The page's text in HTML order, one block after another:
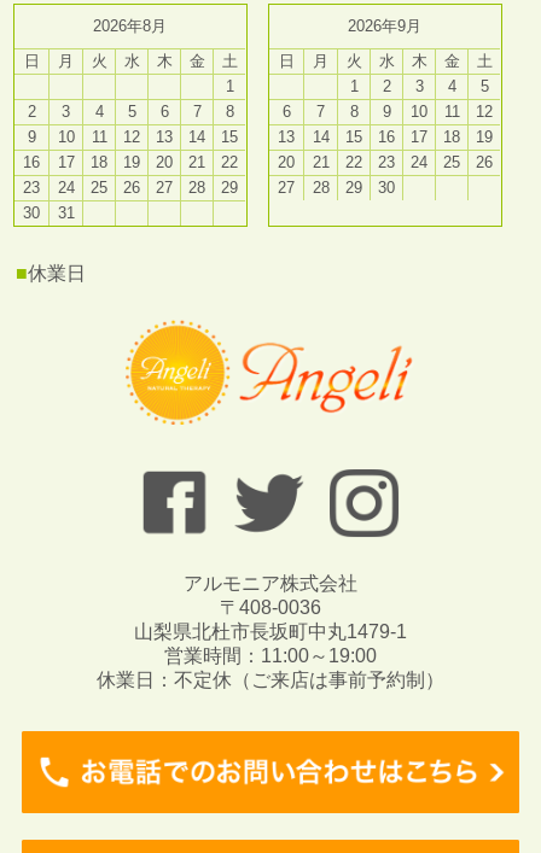
2026年8月
日
月 火 水 木 金
土
1
2
3 4 5 6 7
8
9
10 11 12 13 14
15
16
17 18 19 20 21
22
23
24 25 26 27 28
29
30
31
2026年9月
日
月 火 水 木 金
土
1
2 3 4
5
6
7 8 9 10 11
12
13
14 15 16 17 18
19
20
21 22 23 24 25
26
27
28 29 30
■休業日
アルモニア株式会社
〒408-0036
山梨県北杜市長坂町中丸1479-1
営業時間：11:00～19:00
休業日：不定休（ご来店は事前予約制）